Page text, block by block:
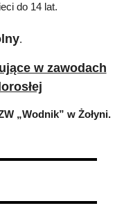
do 14 lat.
.
w zawodach
„Wodnik” w Żołyni.